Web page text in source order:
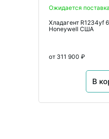
Ожидается поставка
Хладагент R1234yf
Honeywell США
от 311 900 ₽
В